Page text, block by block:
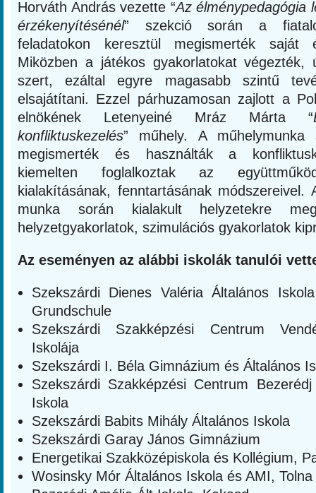
Horváth András vezette “Az élménypedagógia
érzékenyítésénél” szekció során a
feladatokon keresztül megismerték saját
Miközben a játékos gyakorlatokat végezték,
szert, ezáltal egyre magasabb szintű
elsajátítani. Ezzel párhuzamosan zajlott a
elnökének Letenyeiné Mráz Márta “
konfliktuskezelés” műhely. A
megismerték és használták a
kiemelten foglalkoztak az
kialakításának, fenntartásának módszereivel.
munka során kialakult helyzetekre
helyzetgyakorlatok, szimulációs gyakorlatok
Az eseményen az alábbi iskolák tanulói
Szekszárdi Dienes Valéria Általános
Grundschule
Szekszárdi Szakképzési Centrum
Iskolája
Szekszárdi I. Béla Gimnázium és Általános
Szekszárdi Szakképzési Centrum
Iskola
Szekszárdi Babits Mihály Általános Iskola
Szekszárdi Garay János Gimnázium
Energetikai Szakközépiskola és Kollégium,
Wosinsky Mór Általános Iskola és AMI, Tolna